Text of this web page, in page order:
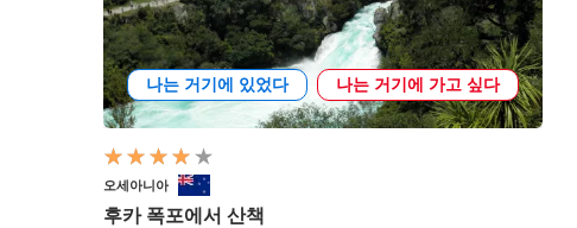
나는 거기에 있었다 나는 거기에 가고 싶다
오세아니아
후카 폭포에서 산책